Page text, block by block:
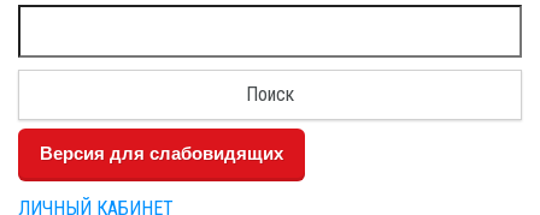
Версия для слабовидящих
ЛИЧНЫЙ КАБИНЕТ